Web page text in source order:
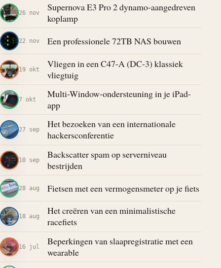
26 nov
Supernova E3 Pro 2 dynamo-aangedreven
koplamp
22 nov Een professionele 72TB NAS bouwen
19 okt
Vliegen in een C47-A (DC-3) klassiek
vliegtuig
7 okt
Multi-Window-ondersteuning in je iPad-
app
27 sep
Het bezoeken van een internationale
hackersconferentie
10 sep
Backscatter spam op serverniveau
bestrijden
28 aug Fietsen met een vermogensmeter op je fiets
18 aug
Het creëren van een minimalistische
racefiets
16 jul
Beperkingen van slaapregistratie met een
wearable